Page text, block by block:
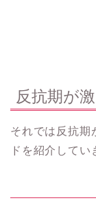
反抗期が
それでは反抗期
ドを紹介してい